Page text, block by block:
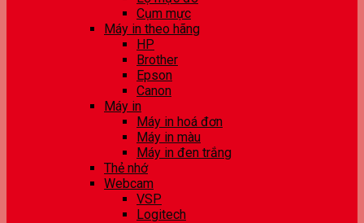
Cụm mực
Máy in theo hãng
HP
Brother
Epson
Canon
Máy in
Máy in hoá đơn
Máy in màu
Máy in đen trắng
Thẻ nhớ
Webcam
VSP
Logitech